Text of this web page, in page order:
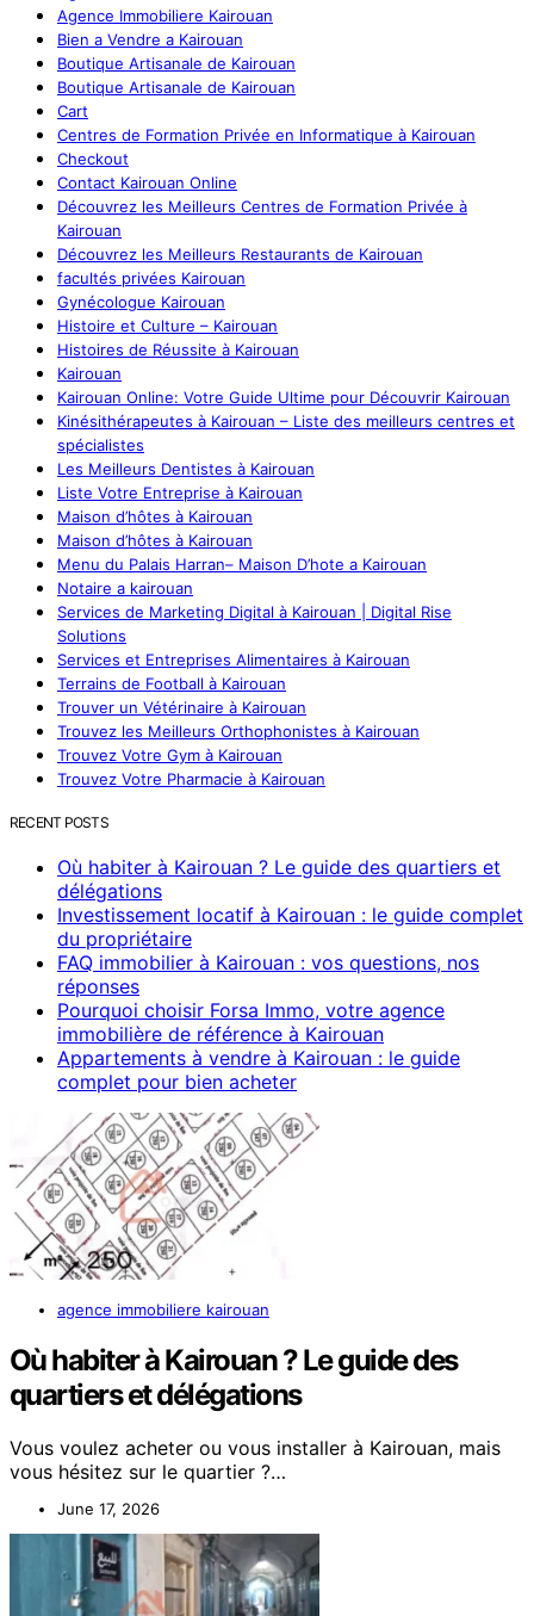
Agence Immobiliere Kairouan
Bien a Vendre a Kairouan
Boutique Artisanale de Kairouan
Boutique Artisanale de Kairouan
Cart
Centres de Formation Privée en Informatique à Kairouan
Checkout
Contact Kairouan Online
Découvrez les Meilleurs Centres de Formation Privée à
Kairouan
Découvrez les Meilleurs Restaurants de Kairouan
facultés privées Kairouan
Gynécologue Kairouan
Histoire et Culture – Kairouan
Histoires de Réussite à Kairouan
Kairouan
Kairouan Online: Votre Guide Ultime pour Découvrir Kairouan
Kinésithérapeutes à Kairouan – Liste des meilleurs centres et
spécialistes
Les Meilleurs Dentistes à Kairouan
Liste Votre Entreprise à Kairouan
Maison d’hôtes à Kairouan
Maison d’hôtes à Kairouan
Menu du Palais Harran– Maison D’hote a Kairouan
Notaire a kairouan
Services de Marketing Digital à Kairouan | Digital Rise
Solutions
Services et Entreprises Alimentaires à Kairouan
Terrains de Football à Kairouan
Trouver un Vétérinaire à Kairouan
Trouvez les Meilleurs Orthophonistes à Kairouan
Trouvez Votre Gym à Kairouan
Trouvez Votre Pharmacie à Kairouan
RECENT POSTS
Où habiter à Kairouan ? Le guide des quartiers et
délégations
Investissement locatif à Kairouan : le guide complet
du propriétaire
FAQ immobilier à Kairouan : vos questions, nos
réponses
Pourquoi choisir Forsa Immo, votre agence
immobilière de référence à Kairouan
Appartements à vendre à Kairouan : le guide
complet pour bien acheter
agence immobiliere kairouan
Où habiter à Kairouan ? Le guide des
quartiers et délégations
Vous voulez acheter ou vous installer à Kairouan, mais
vous hésitez sur le quartier ?…
June 17, 2026